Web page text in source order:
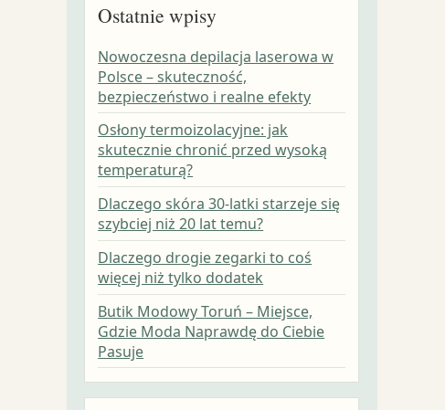
Ostatnie wpisy
Nowoczesna depilacja laserowa w
Polsce – skuteczność,
bezpieczeństwo i realne efekty
Osłony termoizolacyjne: jak
skutecznie chronić przed wysoką
temperaturą?
Dlaczego skóra 30-latki starzeje się
szybciej niż 20 lat temu?
Dlaczego drogie zegarki to coś
więcej niż tylko dodatek
Butik Modowy Toruń – Miejsce,
Gdzie Moda Naprawdę do Ciebie
Pasuje